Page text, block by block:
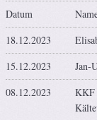
Datum
18.12.2023
15.12.2023
Jan-
08.12.2023
KKF